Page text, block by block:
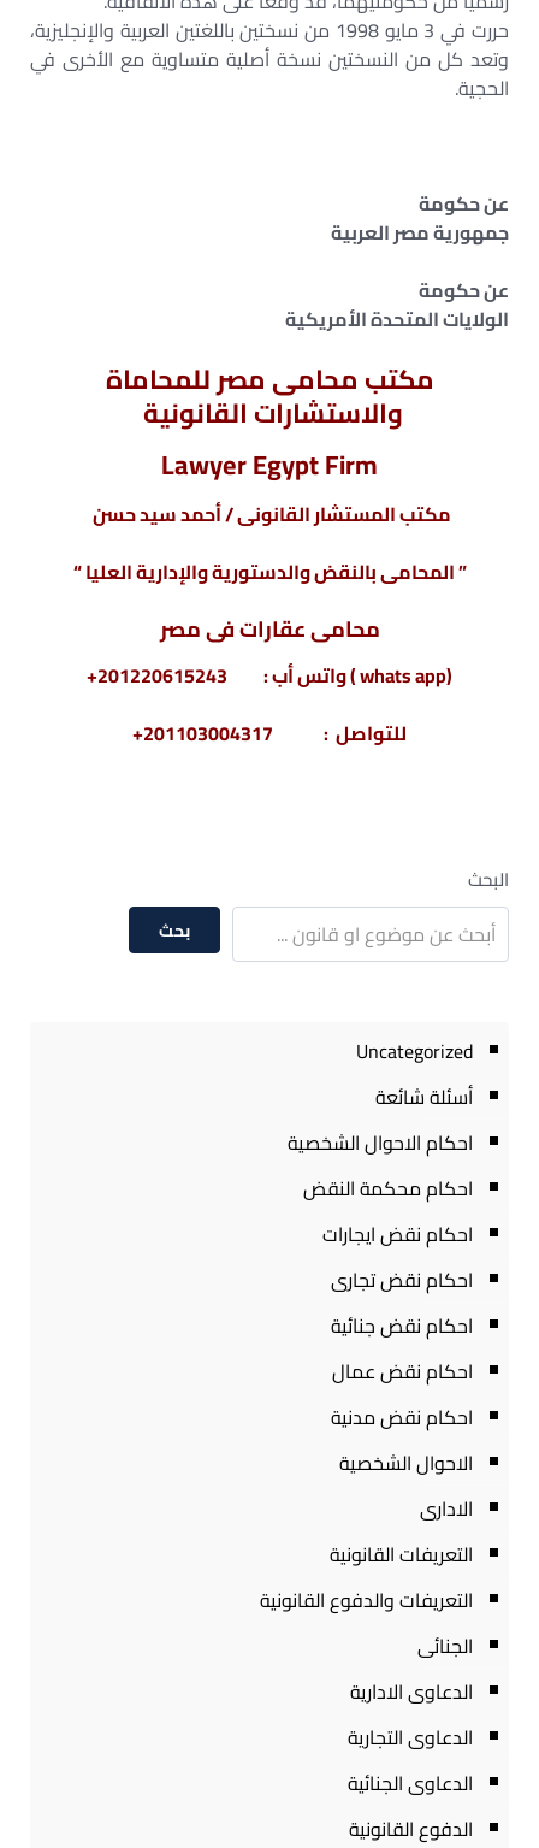
حررت في 3 مايو 1998 من نسختين باللغتين العربية والإنجليزية،
وتعد كل من النسختين نسخة أصلية متساوية مع الأخرى في
الحجية.
عن حكومة
جمهورية مصر العربية
عن حكومة
الولايات المتحدة الأمريكية
مكتب محامى مصر للمحاماة
والاستشارات القانونية
Lawyer Egypt Firm
مكتب المستشار القانونى / أحمد سيد حسن
” المحامى بالنقض والدستورية والإدارية العليا “
محامى عقارات فى مصر
(whats app ) واتس أب : 201220615243+
للتواصل : 201103004317+
البحث
بحث
Uncategorized
أسئلة شائعة
احكام الاحوال الشخصية
احكام محكمة النقض
احكام نقض ايجارات
احكام نقض تجارى
احكام نقض جنائية
احكام نقض عمال
احكام نقض مدنية
الاحوال الشخصية
الادارى
التعريفات القانونية
التعريفات والدفوع القانونية
الجنائى
الدعاوى الادارية
الدعاوى التجارية
الدعاوى الجنائية
الدفوع القانونية